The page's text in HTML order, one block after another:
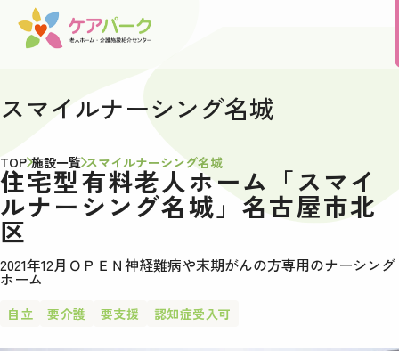
スマイルナーシング名城
TOP 施設一覧 スマイルナーシング名城
住宅型有料老人ホーム「スマイ
ルナーシング名城」名古屋市北
区
2021年12月ＯＰＥＮ神経難病や末期がんの方専用のナーシング
ホーム
自立 要介護 要支援 認知症受入可